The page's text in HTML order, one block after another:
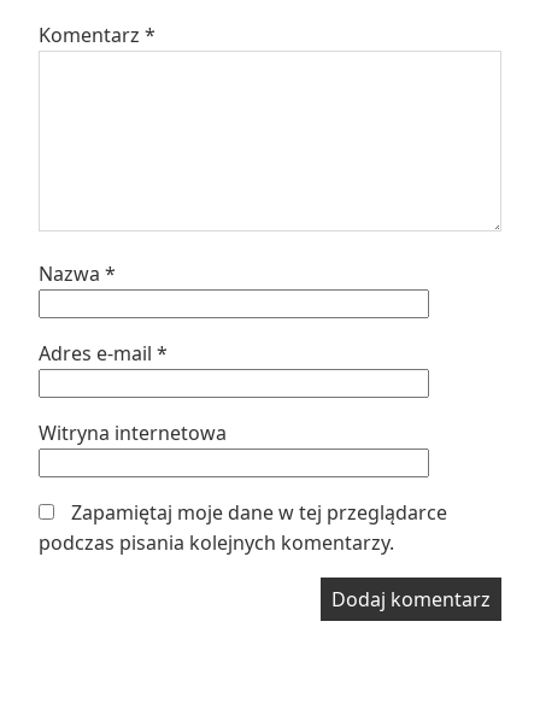
Komentarz *
Nazwa *
Adres e-mail *
Witryna internetowa
Zapamiętaj moje dane w tej przeglądarce
podczas pisania kolejnych komentarzy.